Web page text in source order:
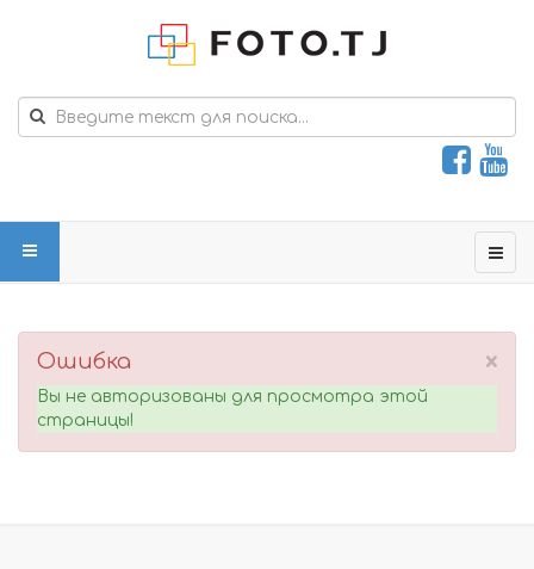
×
Ошибка
Вы не авторизованы для просмотра этой
страницы!